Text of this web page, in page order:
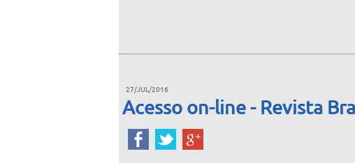
27/JUL/2016
Acesso on-line - Revista